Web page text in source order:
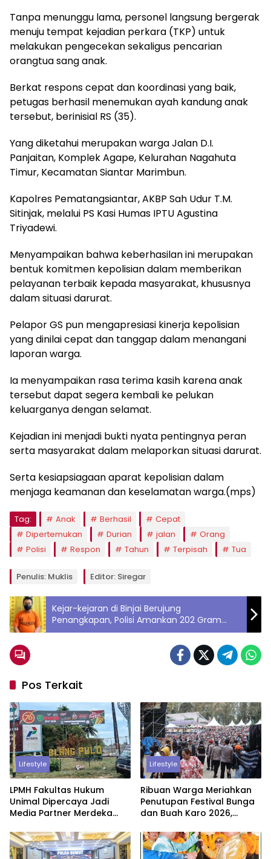
Tanpa menunggu lama, personel langsung bergerak
menuju tempat kejadian perkara (TKP) untuk
melakukan pengecekan sekaligus pencarian
orangtua sang anak.
Berkat respons cepat dan koordinasi yang baik,
petugas berhasil menemukan ayah kandung anak
tersebut, berinisial RS (35).
Yang diketahui merupakan warga Jalan D.I.
Panjaitan, Komplek Agape, Kelurahan Nagahuta
Timur, Kecamatan Siantar Marimbun.
Kapolres Pematangsiantar, AKBP Sah Udur T.M.
Sitinjak, melalui PS Kasi Humas IPTU Agustina
Triyadewi.
Menyampaikan bahwa keberhasilan ini merupakan
bentuk komitmen kepolisian dalam memberikan
pelayanan terbaik kepada masyarakat, khususnya
dalam situasi darurat.
Pelapor GS pun mengapresiasi kinerja kepolisian
yang dinilai cepat dan tanggap dalam menangani
laporan warga.
Ia menyampaikan rasa terima kasih karena anak
tersebut dapat segera kembali ke pelukan
keluarganya dengan selamat.
Kejadian ini menjadi bukti nyata pentingnya peran
serta masyarakat dalam melaporkan situasi darurat.
Serta kesiapsiagaan aparat kepolisian dalam
menjaga keamanan dan keselamatan warga.(mps)
Tag: Anak Berhasil
Cepat
Dipertemukan
Durian jalan
Orang
Polisi
Respon Tahun Terpisah Tua
Penulis: Muklis Editor: Siregar
Kejar-kejaran di Binjai Berujung
Penangkapan, Polisi Amankan 202 Gram
Sabu dari Seorang Pria
Pos Terkait
Lifestyle
LPMH Fakultas Hukum
Unimal Dipercaya Jadi
Media Partner Merdeka
Lifestyle
Ribuan Warga Meriahkan
Penutupan Festival Bunga
dan Buah Karo 2026,
Bawah Pengamanan
Gabungan